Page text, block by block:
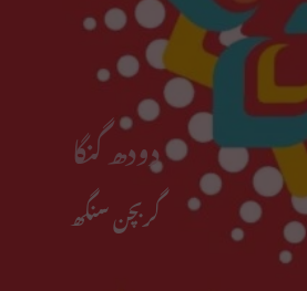
دودھ گنگا
گربچن سنگھ